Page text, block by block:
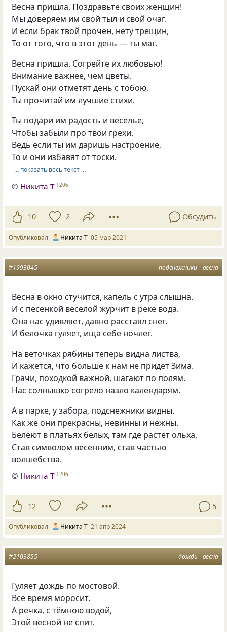
Весна пришла. Поздравьте своих женщин!
Мы доверяем им свой тыл и свой очаг.
И если брак твой прочен, нету трещин,
То от того, что в этот день — ты маг.
Весна пришла. Согрейте их любовью!
Внимание важнее, чем цветы.
Пускай они отметят день с тобою,
Ты прочитай им лучшие стихи.
Ты подари им радость и веселье,
Чтобы забыли про твои грехи.
Ведь если ты им даришь настроение,
То и они избавят от тоски.
… показать весь текст …
© Никита Т 1206
10 2 Обсудить
Опубликовал Никита Т 05 мар 2021
подснежники весна
#1993045
Весна в окно стучится, капель с утра слышна.
И с песенкой весёлой журчит в реке вода.
Она нас удивляет, давно расстаял снег.
И белочка гуляет, ища себе ночлег.
На веточках рябины теперь видна листва,
И кажется, что больше к нам не придёт Зима.
Грачи, походкой важной, шагают по полям.
Нас солнышко согрело назло календарям.
А в парке, у забора, подснежники видны.
Как же они прекрасны, невинны и нежны.
Белеют в платьях белых, там где растёт ольха,
Став символом весенним, став частью
волшебства.
© Никита Т 1206
12 5
Опубликовал Никита Т 21 апр 2024
дождь весна
#2103855
Гуляет дождь по мостовой.
Всё время моросит.
А речка, с тёмною водой,
Этой весной не спит.